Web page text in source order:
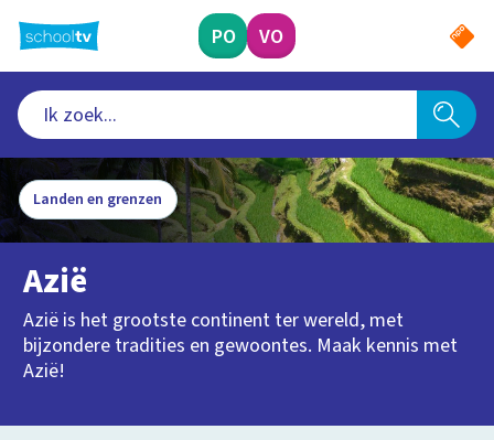
naar
hoofdinhoud
PO VO
Landen en grenzen
Azië
Azië is het grootste continent ter wereld, met
bijzondere tradities en gewoontes. Maak kennis met
Azië!